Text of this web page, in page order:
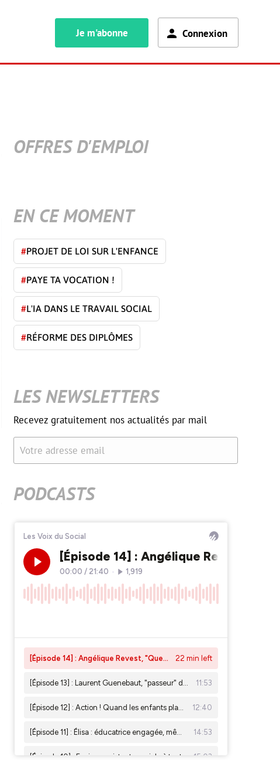
Je m'abonne Connexion
OFFRES D'EMPLOI
EN CE MOMENT
#PROJET DE LOI SUR L'ENFANCE
#PAYE TA VOCATION !
#L'IA DANS LE TRAVAIL SOCIAL
#RÉFORME DES DIPLÔMES
LES NEWSLETTERS
Recevez gratuitement nos actualités par mail
Votre adresse email
PODCASTS